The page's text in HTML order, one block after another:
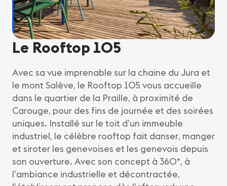
Le Rooftop 105
Avec sa vue imprenable sur la chaine du Jura et
le mont Salève, le Rooftop 105 vous accueille
dans le quartier de la Praille, à proximité de
Carouge, pour des fins de journée et des soirées
uniques. Installé sur le toit d’un immeuble
industriel, le célèbre rooftop fait danser, manger
et siroter les genevoises et les genevois depuis
son ouverture. Avec son concept à 360°, à
l’ambiance industrielle et décontractée,